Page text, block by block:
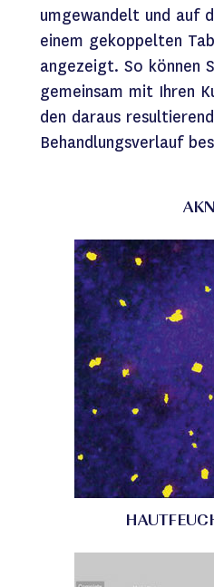
umgewandelt und auf
einem gekoppelten
angezeigt. So können
gemeinsam mit Ihren
den daraus
Behandlungsverlauf